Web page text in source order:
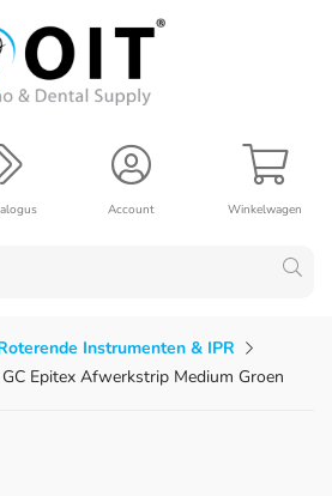
Winkelwagen
Account
Instrumenten & IPR
GC Epitex Afwerkstrip Medium Groen